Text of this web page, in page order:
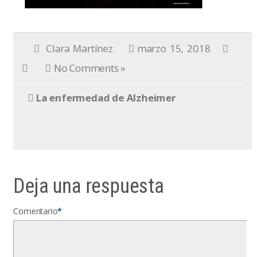
Clara Martínez
marzo 15, 2018
No Comments »
La enfermedad de Alzheimer
Deja una respuesta
Comentario*